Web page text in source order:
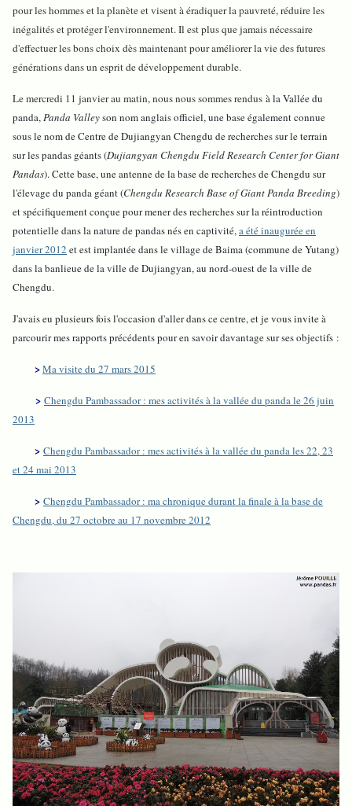
pour les hommes et la planète et visent à éradiquer la pauvreté, réduire les
inégalités et protéger l'environnement. Il est plus que jamais nécessaire
d'effectuer les bons choix dès maintenant pour améliorer la vie des futures
générations dans un esprit de développement durable.
Le mercredi 11 janvier au matin, nous nous sommes rendus à la Vallée du
panda,Panda Valleyson nom anglais officiel, une base également connue
sous le nom de Centre de Dujiangyan Chengdu de recherches sur le terrain
sur les pandas géants (Dujiangyan Chengdu Field Research Center for Giant
Pandas). Cette base, une antenne de la base de recherches de Chengdu sur
l'élevage du panda géant (Chengdu Research Base of Giant Panda Breeding)
et spécifiquement conçue pour mener des recherches sur la réintroduction
potentielle dans la nature de pandas nés en captivité,a été inaugurée en
janvier 2012 et est implantée dans le village de Baima (commune de Yutang)
dans la banlieue de la ville de Dujiangyan, au nord-ouest de la ville de
Chengdu.
J'avais eu plusieurs fois l'occasion d'aller dans ce centre, et je vous invite à
parcourir mes rapports précédents pour en savoir davantage sur ses objectifs :
>Ma visite du 27 mars 2015
> Chengdu Pambassador : mes activités à la vallée du panda le 26 juin
2013
> Chengdu Pambassador : mes activités à la vallée du panda les 22, 23
et 24 mai 2013
> Chengdu Pambassador : ma chronique durant la finale à la base de
Chengdu, du 27 octobre au 17 novembre 2012